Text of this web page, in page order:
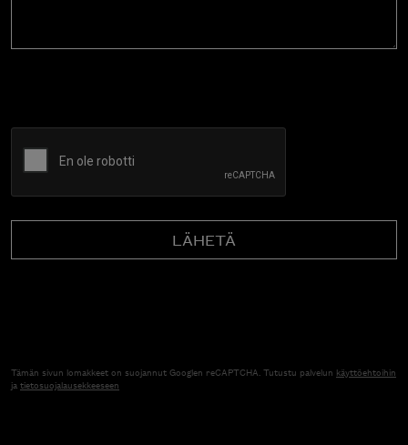
Tämän sivun lomakkeet on suojannut Googlen reCAPTCHA. Tutustu palvelun käyttöehtoihin
jatietosuojalausekkeeseen